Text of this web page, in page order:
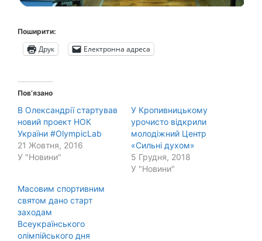
Поширити:
Друк Електронна адреса
Пов’язано
В Олександрії стартував
новий проект НОК
України #OlympicLab
21 Жовтня, 2016
У "Новини"
У Кропивницькому
урочисто відкрили
молодіжний Центр
«Сильні духом»
5 Грудня, 2018
У "Новини"
Масовим спортивним
святом дано старт
заходам
Всеукраїнського
олімпійського дня